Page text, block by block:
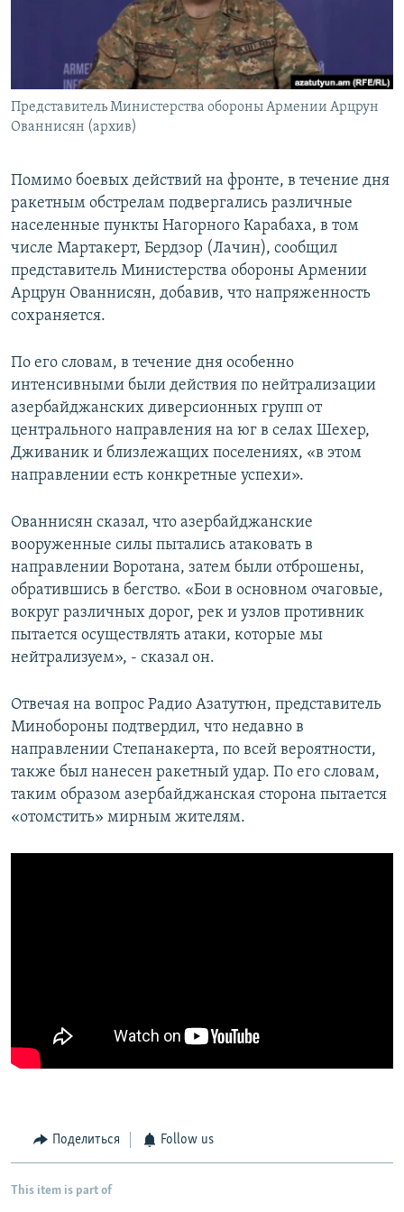
Русский
Представитель Министерства обороны Армении Арцрун
Ованнисян (архив)
Помимо боевых действий на фронте, в течение дня
ракетным обстрелам подвергались различные
населенные пункты Нагорного Карабаха, в том
числе Мартакерт, Бердзор (Лачин), сообщил
представитель Министерства обороны Армении
Арцрун Ованнисян, добавив, что напряженность
сохраняется.
По его словам, в течение дня особенно
интенсивными были действия по нейтрализации
азербайджанских диверсионных групп от
центрального направления на юг в селах Шехер,
Дживаник и близлежащих поселениях, «в этом
направлении есть конкретные успехи».
Ованнисян сказал, что азербайджанские
вооруженные силы пытались атаковать в
направлении Воротана, затем были отброшены,
обратившись в бегство. «Бои в основном очаговые,
вокруг различных дорог, рек и узлов противник
пытается осуществлять атаки, которые мы
нейтрализуем», - сказал он.
Отвечая на вопрос Радио Азатутюн, представитель
Минобороны подтвердил, что недавно в
направлении Степанакерта, по всей вероятности,
также был нанесен ракетный удар. По его словам,
таким образом азербайджанская сторона пытается
«отомстить» мирным жителям.
Поделиться Follow us
This item is part of